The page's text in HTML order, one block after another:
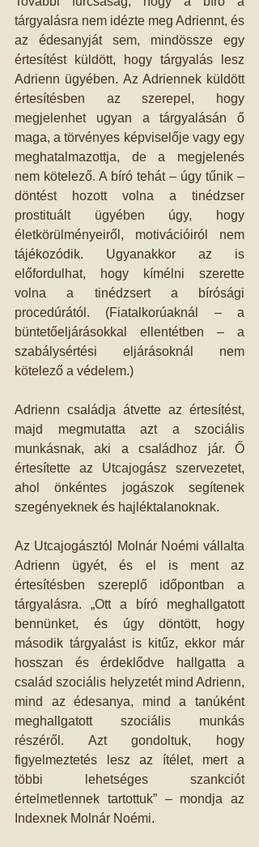
tárgyalásra nem idézte meg Adriennt, és
az édesanyját sem, mindössze egy
értesítést küldött, hogy tárgyalás lesz
Adrienn ügyében. Az Adriennek küldött
értesítésben az szerepel, hogy
megjelenhet ugyan a tárgyalásán ő
maga, a törvényes képviselője vagy egy
meghatalmazottja, de a megjelenés
nem kötelező. A bíró tehát – úgy tűnik –
döntést hozott volna a tinédzser
prostituált ügyében úgy, hogy
életkörülményeiről, motivációiról nem
tájékozódik. Ugyanakkor az is
előfordulhat, hogy kímélni szerette
volna a tinédzsert a bírósági
procedúrától. (Fiatalkorúaknál – a
büntetőeljárásokkal ellentétben – a
szabálysértési eljárásoknál nem
kötelező a védelem.)
Adrienn családja átvette az értesítést,
majd megmutatta azt a szociális
munkásnak, aki a családhoz jár. Ő
értesítette az Utcajogász szervezetet,
ahol önkéntes jogászok segítenek
szegényeknek és hajléktalanoknak.
Az Utcajogásztól Molnár Noémi vállalta
Adrienn ügyét, és el is ment az
értesítésben szereplő időpontban a
tárgyalásra. „Ott a bíró meghallgatott
bennünket, és úgy döntött, hogy
második tárgyalást is kitűz, ekkor már
hosszan és érdeklődve hallgatta a
család szociális helyzetét mind Adrienn,
mind az édesanya, mind a tanúként
meghallgatott szociális munkás
részéről. Azt gondoltuk, hogy
figyelmeztetés lesz az ítélet, mert a
többi lehetséges szankciót
értelmetlennek tartottuk” – mondja az
Indexnek Molnár Noémi.